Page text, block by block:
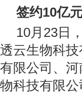
签约10亿
10月23日
透云生物科
有限公司、
物科技有限